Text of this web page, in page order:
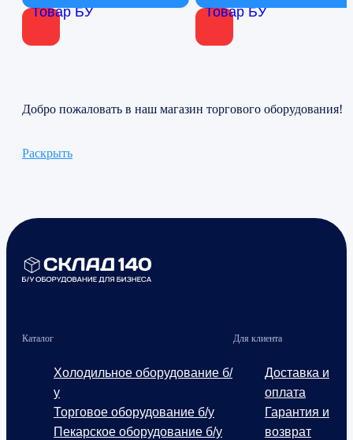
Товар БУ Товар БУ
Добро пожаловать в наш магазин торгового оборудования!
Раскрыть
Каталог
Холодильное оборудование б/
у
Торговое оборудование б/у
Пекарское оборудование б/у
Для клиента
Доставка и
оплата
Гарантия и
возврат